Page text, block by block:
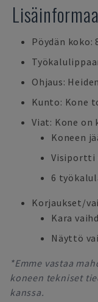
Pöydän koko:
Ohjaus:
Kunto: Kone
Viat: Kone on
Koneen
Visiportti
6
Korjaukset/
Kara
Näyttö
*Emme vastaa
koneen tekniset
kanssa.